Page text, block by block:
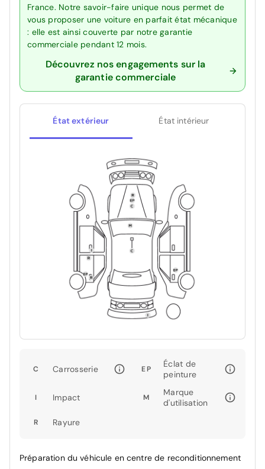
France. Notre savoir-faire unique nous permet de
vous proposer une voiture en parfait état mécanique
: elle est ainsi couverte par notre garantie
commerciale pendant 12 mois.
Découvrez nos engagements sur la
garantie commerciale
État extérieur État intérieur
C Carrosserie EP
Éclat de
peinture
I Impact M
Marque
d'utilisation
R Rayure
Préparation du véhicule en centre de reconditionnement